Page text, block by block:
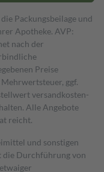
Packungsbeilage und
Apotheke. AVP:
nach der
Preise
ggf.
versand­kosten­
Alle Angebote
reicht.
und sonstigen
die Durchführung von